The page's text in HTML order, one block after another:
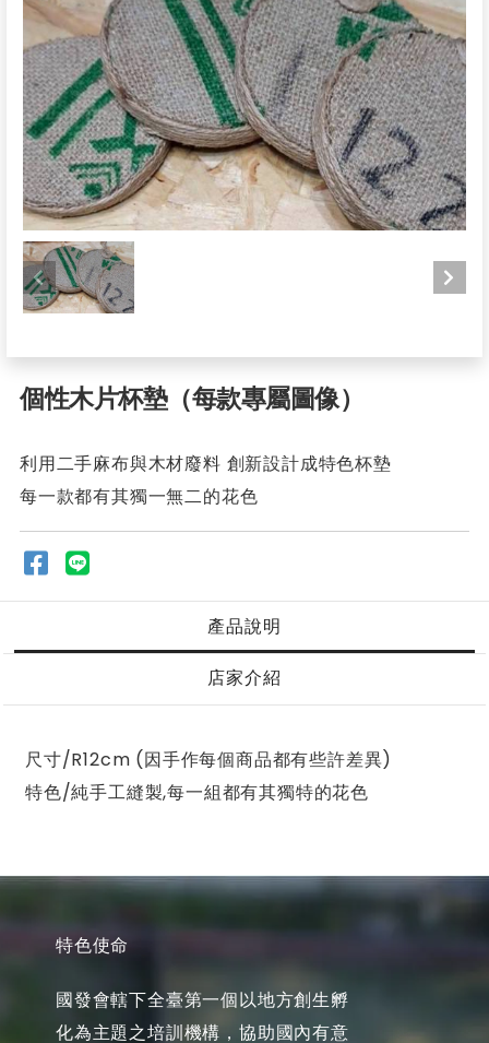
個性木片杯墊（每款專屬圖像）
利用二手麻布與木材廢料 創新設計成特色杯墊
每一款都有其獨一無二的花色
產品說明
店家介紹
尺寸/R12cm (因手作每個商品都有些許差異)
特色/純手工縫製,每一組都有其獨特的花色
特色使命
國發會轄下全臺第一個以地方創生孵
化為主題之培訓機構，協助國內有意